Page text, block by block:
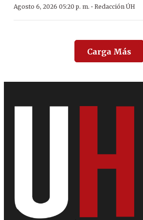
Agosto 6, 2026 05:20 p. m. · Redacción ÚH
Carga Más